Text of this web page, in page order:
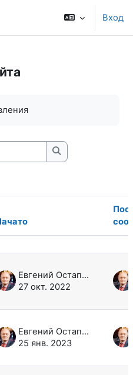
Вход
Искать
Евгений Остапович Ткачук
27 окт. 2022
Евгений Остапович Ткачук
25 янв. 2023